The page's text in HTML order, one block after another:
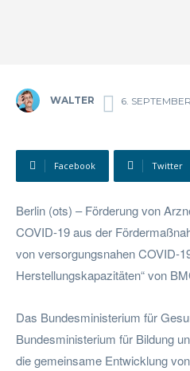
WALTER 6.
Facebook Twitter
Berlin (ots) – Förderung von
COVID-19 aus der
von versorgungsnahen COVID-
Herstellungskapazitäten“ von
Das Bundesministerium für
Bundesministerium für Bildung
die gemeinsame Entwicklung